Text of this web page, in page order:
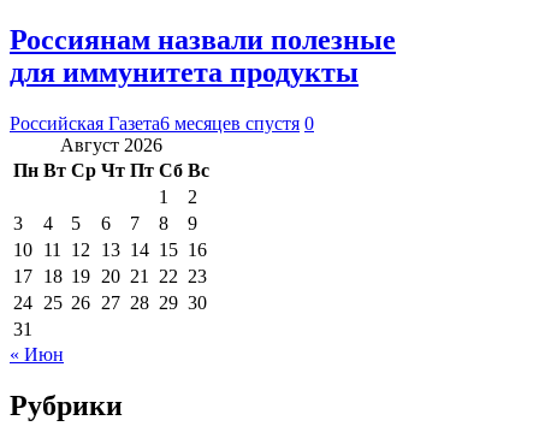
Россиянам назвали полезные
для иммунитета продукты
Российская Газета6 месяцев спустя 0
Август 2026
Пн Вт Ср Чт Пт Сб Вс
1
2
3
4 5 6 7 8
9
10 11 12 13 14 15 16
17 18 19 20 21 22 23
24 25 26 27 28 29 30
31
« Июн
Рубрики